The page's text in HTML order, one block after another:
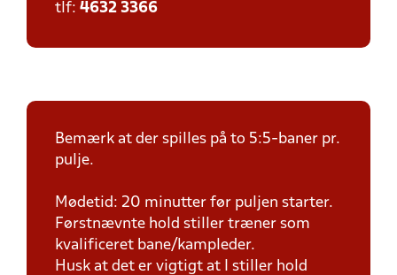
tlf: 4632 3366
Bemærk at der spilles på to 5:5-baner pr.
pulje.
Mødetid: 20 minutter før puljen starter.
Førstnævnte hold stiller træner som
kvalificeret bane/kampleder.
Husk at det er vigtigt at I stiller hold